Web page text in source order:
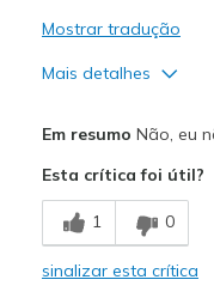
Mostrar tradução
Mais detalhes
Stylish
Contras
Poor Quality
Em resumo Não, eu
Esta crítica foi útil?
1 0
sinalizar esta crítica